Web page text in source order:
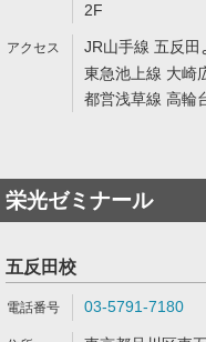
2F
JR山手線 五反田
東急池上線 大崎
都営浅草線 高輪
栄光ゼミナール
五反田校
03-5791-7180